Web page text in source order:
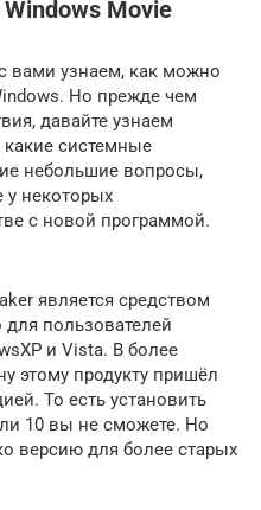
Movie
вами узнаем, как можно
Но прежде чем
давайте узнаем
системные
небольшие вопросы,
у некоторых
с новой программой.
является средством
пользователей
и Vista. В более
этому продукту пришёл
То есть установить
10 вы не сможете. Но
версию для более старых